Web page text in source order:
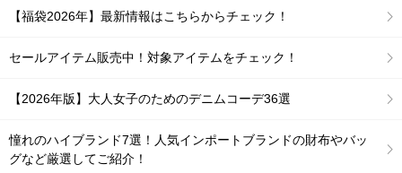
【福袋2026年】最新情報はこちらからチェック！
セールアイテム販売中！対象アイテムをチェック！
【2026年版】大人女子のためのデニムコーデ36選
憧れのハイブランド7選！人気インポートブランドの財布やバッ
グなど厳選してご紹介！